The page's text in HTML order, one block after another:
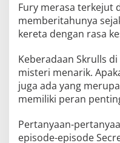
Fury merasa terkejut
memberitahunya
kereta dengan rasa
Keberadaan Skrulls
misteri menarik.
juga ada yang
memiliki peran
Pertanyaan-
episode-episode